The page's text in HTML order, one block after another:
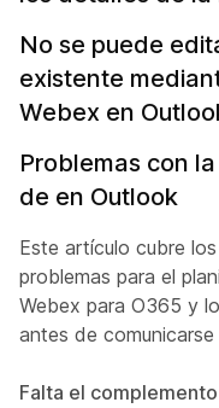
No se puede
existente
Webex en
Problemas con
de en Outlook
Este artículo cubre
problemas para el
Webex para O365 y
antes de
Falta el